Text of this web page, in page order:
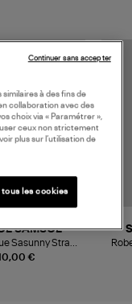
€
SAMSOE
Sasunny Stray
Dott
à des fins de
collaboration avec des
choix via « Paramétrer »,
ceux non strictement
plus sur l’utilisation de
les cookies
Continuer sans accepter